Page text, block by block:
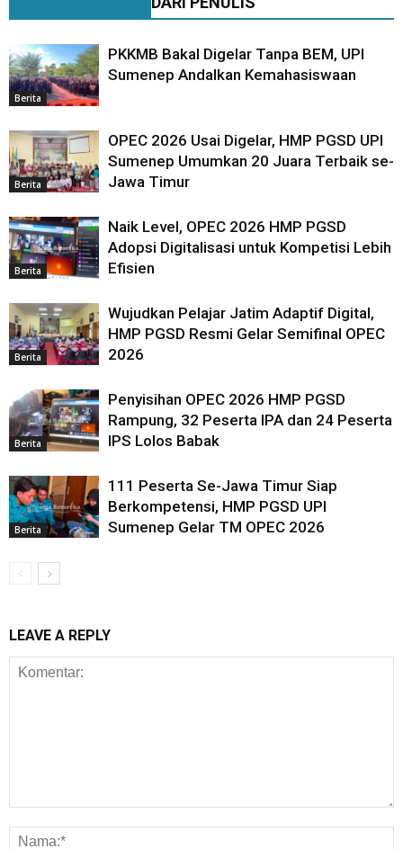
Berita
PKKMB Bakal Digelar Tanpa BEM, UPI
Sumenep Andalkan Kemahasiswaan
Berita
OPEC 2026 Usai Digelar, HMP PGSD UPI
Sumenep Umumkan 20 Juara Terbaik se-
Jawa Timur
Berita
Naik Level, OPEC 2026 HMP PGSD
Adopsi Digitalisasi untuk Kompetisi Lebih
Efisien
Berita
Wujudkan Pelajar Jatim Adaptif Digital,
HMP PGSD Resmi Gelar Semifinal OPEC
2026
Berita
Penyisihan OPEC 2026 HMP PGSD
Rampung, 32 Peserta IPA dan 24 Peserta
IPS Lolos Babak
Berita
111 Peserta Se-Jawa Timur Siap
Berkompetensi, HMP PGSD UPI
Sumenep Gelar TM OPEC 2026
LEAVE A REPLY